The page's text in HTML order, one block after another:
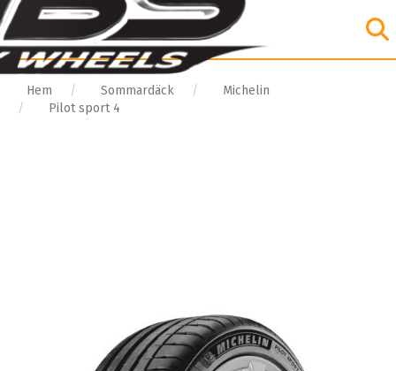
Hem Sommardäck
Michelin
Pilot sport 4